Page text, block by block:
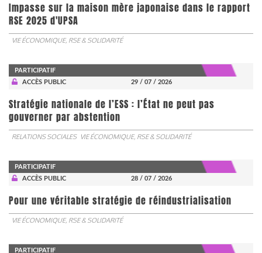
Impasse sur la maison mère japonaise dans le rapport
RSE 2025 d'UPSA
VIE ÉCONOMIQUE, RSE & SOLIDARITÉ
PARTICIPATIF
ACCÈS PUBLIC
29 / 07 / 2026
Stratégie nationale de l’ESS : l’État ne peut pas
gouverner par abstention
RELATIONS SOCIALES VIE ÉCONOMIQUE, RSE & SOLIDARITÉ
PARTICIPATIF
ACCÈS PUBLIC
28 / 07 / 2026
Pour une véritable stratégie de réindustrialisation
VIE ÉCONOMIQUE, RSE & SOLIDARITÉ
PARTICIPATIF